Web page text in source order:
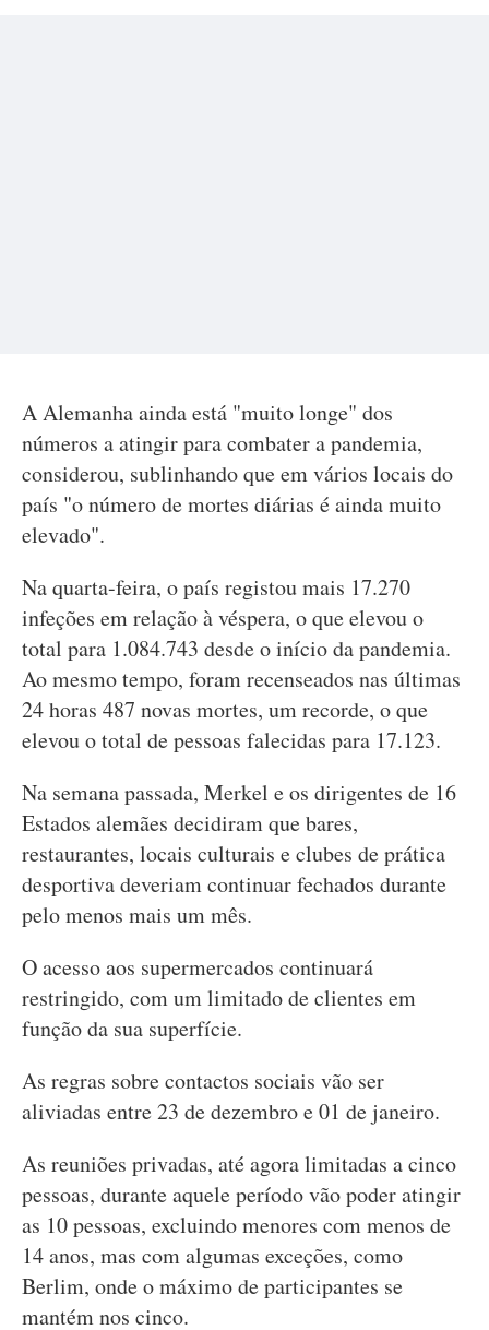
A Alemanha ainda está "muito longe" dos
números a atingir para combater a pandemia,
considerou, sublinhando que em vários locais do
país "o número de mortes diárias é ainda muito
elevado".
Na quarta-feira, o país registou mais 17.270
infeções em relação à véspera, o que elevou o
total para 1.084.743 desde o início da pandemia.
Ao mesmo tempo, foram recenseados nas últimas
24 horas 487 novas mortes, um recorde, o que
elevou o total de pessoas falecidas para 17.123.
Na semana passada, Merkel e os dirigentes de 16
Estados alemães decidiram que bares,
restaurantes, locais culturais e clubes de prática
desportiva deveriam continuar fechados durante
pelo menos mais um mês.
O acesso aos supermercados continuará
restringido, com um limitado de clientes em
função da sua superfície.
As regras sobre contactos sociais vão ser
aliviadas entre 23 de dezembro e 01 de janeiro.
As reuniões privadas, até agora limitadas a cinco
pessoas, durante aquele período vão poder atingir
as 10 pessoas, excluindo menores com menos de
14 anos, mas com algumas exceções, como
Berlim, onde o máximo de participantes se
mantém nos cinco.